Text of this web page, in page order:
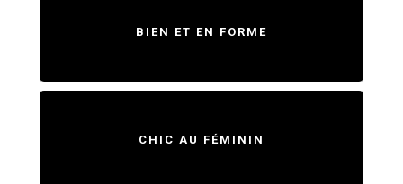
BIEN ET EN FORME
CHIC AU FÉMININ